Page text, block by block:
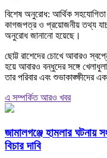
বিশেষ অনুরোধ: আর্থিক সহযোগিতা
কাগজপত্র ও প্রয়োজনীয় তথ্য
অনুরোধ জানানো হয়েছে।
ছোট্ট রাশেদের চোখে আবারও
হয়ে আবারও বন্ধুদের সঙ্গে
তার পরিবার এবং শুভাকাঙ্ক্ষীদের
এ সম্পর্কিত আরও খবর
জামালগঞ্জে হামলার ঘটনায়
বিচার দাবি